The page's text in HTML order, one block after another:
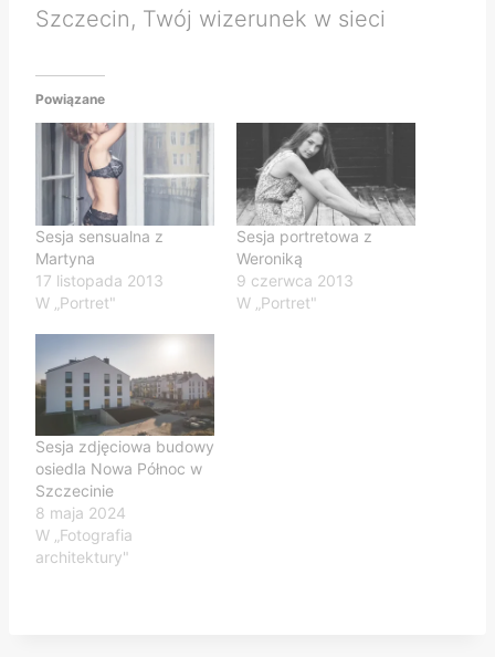
Szczecin, Twój wizerunek w sieci
Powiązane
Sesja sensualna z
Martyna
17 listopada 2013
W „Portret"
Sesja portretowa z
Weroniką
9 czerwca 2013
W „Portret"
Sesja zdjęciowa budowy
osiedla Nowa Północ w
Szczecinie
8 maja 2024
W „Fotografia
architektury"